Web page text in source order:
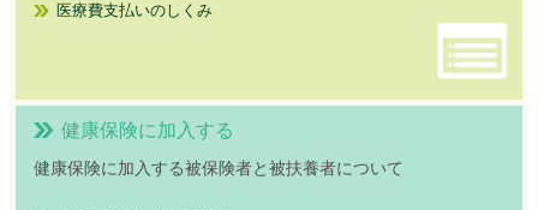
医療費支払いのしくみ
健康保険に加入する
健康保険に加入する被保険者と被扶養者について